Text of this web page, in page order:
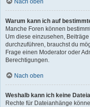
Nach oben
Warum kann ich auf
Manche Foren können
Um diese einzusehen,
durchzuführen, brauchst du
Frage einen Moderator oder
Berechtigungen.
Nach oben
Weshalb kann ich keine
Rechte für Dateianhänge